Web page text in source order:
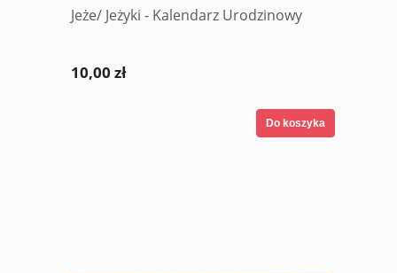
Jeże/ Jeżyki - Kalendarz Urodzinowy
10,00 zł
Do koszyka